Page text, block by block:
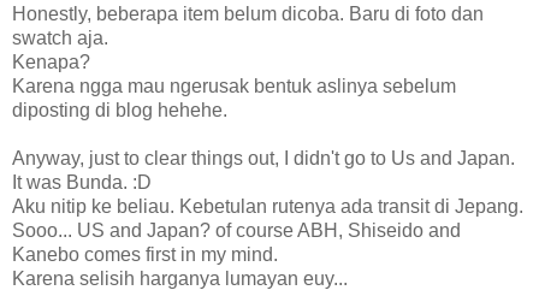
Honestly, beberapa item belum dicoba. Baru di foto dan
swatch aja.
Kenapa?
Karena ngga mau ngerusak bentuk aslinya sebelum
diposting di blog hehehe.
Anyway, just to clear things out, I didn't go to Us and Japan.
It was Bunda. :D
Aku nitip ke beliau. Kebetulan rutenya ada transit di Jepang.
Sooo... US and Japan? of course ABH, Shiseido and
Kanebo comes first in my mind.
Karena selisih harganya lumayan euy...